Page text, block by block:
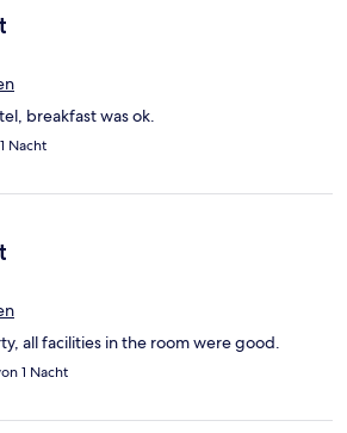
breakfast was ok.
Nacht
all facilities in the room were good.
1 Nacht